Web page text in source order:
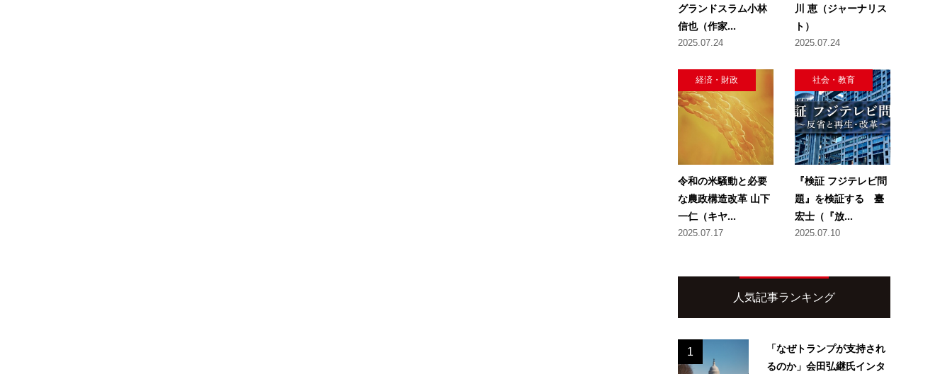
グランドスラム小林
信也（作家...
2025.07.24
川 恵（ジャーナリス
ト）
2025.07.24
経済・財政
令和の米騒動と必要
な農政構造改革 山下
一仁（キヤ...
2025.07.17
社会・教育
『検証 フジテレビ問
題』を検証する 臺
宏士（『放...
2025.07.10
人気記事ランキング
1
「なぜトランプが支持され
るのか」会田弘継氏インタ